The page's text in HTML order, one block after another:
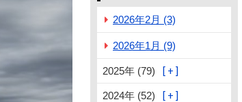
2026年2月 (3)
2026年1月 (9)
2025年 (79)
2024年 (52)